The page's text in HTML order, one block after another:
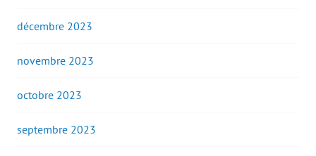
décembre 2023
novembre 2023
octobre 2023
septembre 2023